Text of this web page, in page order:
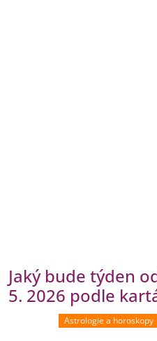
Jaký bude týden
5. 2026 podle
Astrologie a horoskopy